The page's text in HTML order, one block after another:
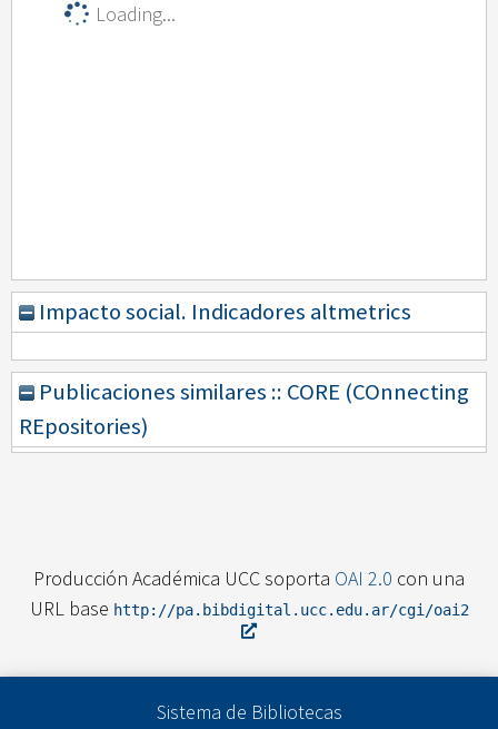
Loading...
Impacto social. Indicadores altmetrics
Publicaciones similares :: CORE (COnnecting
REpositories)
Producción Académica UCC soporta OAI 2.0 con una
URL base http://pa.bibdigital.ucc.edu.ar/cgi/oai2
Sistema de Bibliotecas